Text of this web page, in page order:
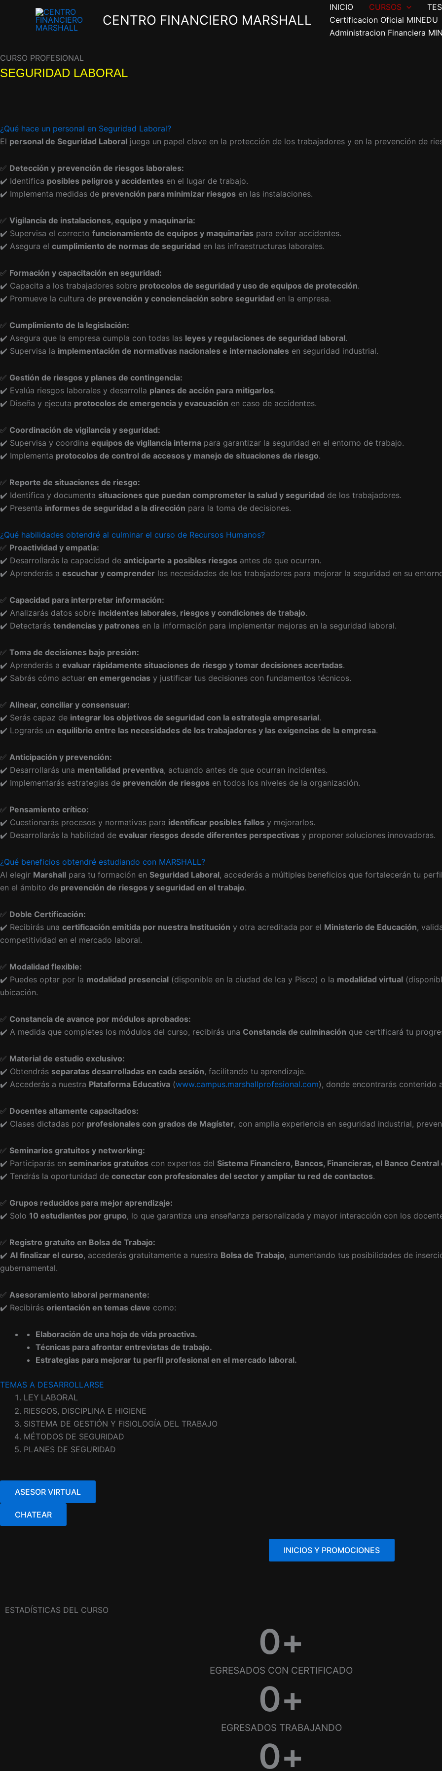
contenido
CENTRO FINANCIERO MARSHALL
INICIO CURSOS
Certificacion Oficial MINEDU
Administracion Financiera
CURSO PROFESIONAL
SEGURIDAD LABORAL
¿Qué hace un personal en Seguridad Laboral?
El personal de Seguridad Laboral juega un papel clave en la protección de los trabajadores y en la prevención de
✅ Detección y prevención de riesgos laborales:
✔️ Identifica posibles peligros y accidentes en el lugar de trabajo.
✔️ Implementa medidas de prevención para minimizar riesgos en las instalaciones.
✅ Vigilancia de instalaciones, equipo y maquinaria:
✔️ Supervisa el correcto funcionamiento de equipos y maquinarias para evitar accidentes.
✔️ Asegura el cumplimiento de normas de seguridad en las infraestructuras laborales.
✅ Formación y capacitación en seguridad:
✔️ Capacita a los trabajadores sobre protocolos de seguridad y uso de equipos de protección.
✔️ Promueve la cultura de prevención y concienciación sobre seguridad en la empresa.
✅ Cumplimiento de la legislación:
✔️ Asegura que la empresa cumpla con todas las leyes y regulaciones de seguridad laboral.
✔️ Supervisa la implementación de normativas nacionales e internacionales en seguridad industrial.
✅ Gestión de riesgos y planes de contingencia:
✔️ Evalúa riesgos laborales y desarrolla planes de acción para mitigarlos.
✔️ Diseña y ejecuta protocolos de emergencia y evacuación en caso de accidentes.
✅ Coordinación de vigilancia y seguridad:
✔️ Supervisa y coordina equipos de vigilancia interna para garantizar la seguridad en el entorno de trabajo.
✔️ Implementa protocolos de control de accesos y manejo de situaciones de riesgo.
✅ Reporte de situaciones de riesgo:
✔️ Identifica y documenta situaciones que puedan comprometer la salud y seguridad de los trabajadores.
✔️ Presenta informes de seguridad a la dirección para la toma de decisiones.
¿Qué habilidades obtendré al culminar el curso de Recursos Humanos?
✅ Proactividad y empatía:
✔️ Desarrollarás la capacidad de anticiparte a posibles riesgos antes de que ocurran.
✔️ Aprenderás a escuchar y comprender las necesidades de los trabajadores para mejorar la seguridad en su
✅ Capacidad para interpretar información:
✔️ Analizarás datos sobre incidentes laborales, riesgos y condiciones de trabajo.
✔️ Detectarás tendencias y patrones en la información para implementar mejoras en la seguridad laboral.
✅ Toma de decisiones bajo presión:
✔️ Aprenderás a evaluar rápidamente situaciones de riesgo y tomar decisiones acertadas.
✔️ Sabrás cómo actuar en emergencias y justificar tus decisiones con fundamentos técnicos.
✅ Alinear, conciliar y consensuar:
✔️ Serás capaz de integrar los objetivos de seguridad con la estrategia empresarial.
✔️ Lograrás un equilibrio entre las necesidades de los trabajadores y las exigencias de la empresa.
✅ Anticipación y prevención:
✔️ Desarrollarás una mentalidad preventiva, actuando antes de que ocurran incidentes.
✔️ Implementarás estrategias de prevención de riesgos en todos los niveles de la organización.
✅ Pensamiento crítico:
✔️ Cuestionarás procesos y normativas para identificar posibles fallos y mejorarlos.
✔️ Desarrollarás la habilidad de evaluar riesgos desde diferentes perspectivas y proponer soluciones innovadoras.
¿Qué beneficios obtendré estudiando con MARSHALL?
Al elegir Marshall para tu formación en Seguridad Laboral, accederás a múltiples beneficios que fortalecerán tu
en el ámbito de prevención de riesgos y seguridad en el trabajo.
✅ Doble Certificación:
✔️ Recibirás una certificación emitida por nuestra Institución y otra acreditada por el Ministerio de Educación,
competitividad en el mercado laboral.
✅ Modalidad flexible:
✔️ Puedes optar por la modalidad presencial (disponible en la ciudad de Ica y Pisco) o la modalidad virtual
ubicación.
✅ Constancia de avance por módulos aprobados:
✔️ A medida que completes los módulos del curso, recibirás una Constancia de culminación que certificará tu
✅ Material de estudio exclusivo:
✔️ Obtendrás separatas desarrolladas en cada sesión, facilitando tu aprendizaje.
✔️ Accederás a nuestra Plataforma Educativa (www.campus.marshallprofesional.com), donde encontrarás contenido
✅ Docentes altamente capacitados:
✔️ Clases dictadas por profesionales con grados de Magíster, con amplia experiencia en seguridad industrial,
✅ Seminarios gratuitos y networking:
✔️ Participarás en seminarios gratuitos con expertos del Sistema Financiero, Bancos, Financieras, el Banco
✔️ Tendrás la oportunidad de conectar con profesionales del sector y ampliar tu red de contactos.
✅ Grupos reducidos para mejor aprendizaje:
✔️ Solo 10 estudiantes por grupo, lo que garantiza una enseñanza personalizada y mayor interacción con los
✅ Registro gratuito en Bolsa de Trabajo:
✔️ Al finalizar el curso, accederás gratuitamente a nuestra Bolsa de Trabajo, aumentando tus posibilidades de
gubernamental.
✅ Asesoramiento laboral permanente:
✔️ Recibirás orientación en temas clave como:
Elaboración de una hoja de vida proactiva.
Técnicas para afrontar entrevistas de trabajo.
Estrategias para mejorar tu perfil profesional en el mercado laboral.
TEMAS A DESARROLLARSE
LEY LABORAL
RIESGOS, DISCIPLINA E HIGIENE
SISTEMA DE GESTIÓN Y FISIOLOGÍA DEL TRABAJO
MÉTODOS DE SEGURIDAD
PLANES DE SEGURIDAD
ASESOR VIRTUAL
CHATEAR
INICIOS Y PROMOCIONES
ESTADÍSTICAS DEL CURSO
EGRESADOS CON CERTIFICADO
0+
EGRESADOS TRABAJANDO
0+
0+